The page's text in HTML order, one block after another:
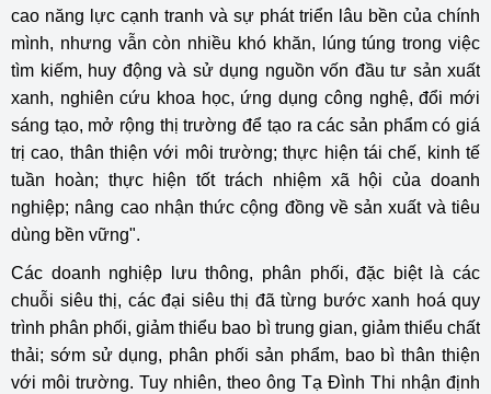
cao năng lực cạnh tranh và sự phát triển lâu bền của chính
mình, nhưng vẫn còn nhiều khó khăn, lúng túng trong việc
tìm kiếm, huy động và sử dụng nguồn vốn đầu tư sản xuất
xanh, nghiên cứu khoa học, ứng dụng công nghệ, đổi mới
sáng tạo, mở rộng thị trường để tạo ra các sản phẩm có giá
trị cao, thân thiện với môi trường; thực hiện tái chế, kinh tế
tuần hoàn; thực hiện tốt trách nhiệm xã hội của doanh
nghiệp; nâng cao nhận thức cộng đồng về sản xuất và tiêu
dùng bền vững".
Các doanh nghiệp lưu thông, phân phối, đặc biệt là các
chuỗi siêu thị, các đại siêu thị đã từng bước xanh hoá quy
trình phân phối, giảm thiểu bao bì trung gian, giảm thiểu chất
thải; sớm sử dụng, phân phối sản phẩm, bao bì thân thiện
với môi trường. Tuy nhiên, theo ông Tạ Đình Thi nhận định